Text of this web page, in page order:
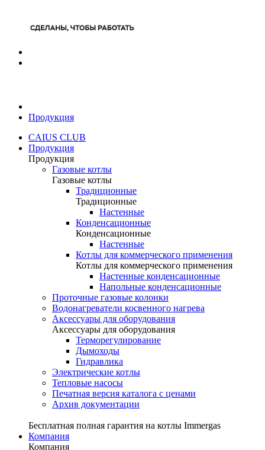
Продукция
CAIUS CLUB
Продукция
Продукция
Газовые котлы
Газовые котлы
Традиционные
Традиционные
Настенные
Конденсационные
Конденсационные
Настенные
Котлы для коммерческого применения
Котлы для коммерческого применения
Настенные конденсационные
Напольные конденсационные
Проточные газовые колонки
Водонагреватели косвенного нагрева
Аксессуары для оборудования
Аксессуары для оборудования
Терморегулирование
Дымоходы
Гидравлика
Электрические котлы
Тепловые насосы
Печатная версия каталога с ценами
Архив документации
Бесплатная полная гарантия на котлы Immergas
Компания
Компания